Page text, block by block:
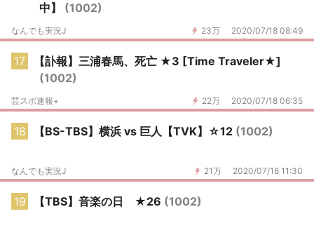
中】 (1002)
23万 2020/07/18 08:49
なんでも実況J
17
【訃報】三浦春馬、死亡 ★3 [Time Traveler★]
(1002)
22万 2020/07/18 06:35
芸スポ速報+
18 【BS-TBS】横浜 vs 巨人【TVK】☆12 (1002)
21万 2020/07/18 11:30
なんでも実況J
19 【TBS】音楽の日 ★26 (1002)